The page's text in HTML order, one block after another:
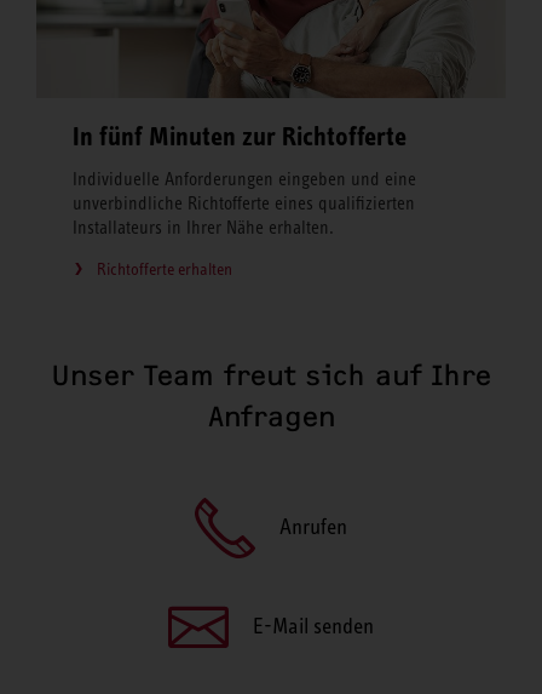
In fünf Minuten zur Richtofferte
Individuelle Anforderungen eingeben und eine
unverbindliche Richtofferte eines qualifizierten
Installateurs in Ihrer Nähe erhalten.
Richtofferte erhalten
Unser Team freut sich auf Ihre
Anfragen
Anrufen
E-Mail senden